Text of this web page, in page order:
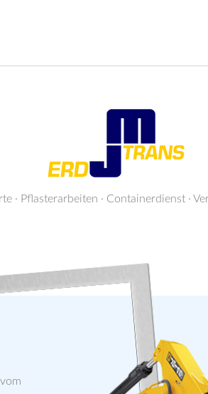
· Pflasterarbeiten · Containerdienst ·